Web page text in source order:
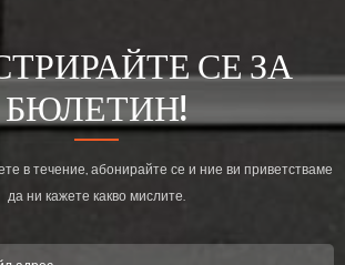
СЕ ЗА
БЮЛЕТИН!
в течение, абонирайте се и ние ви приветстваме
да ни кажете какво мислите.